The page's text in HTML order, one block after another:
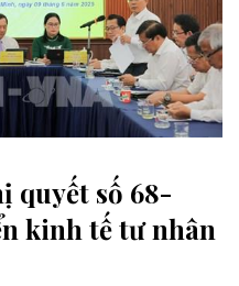
quyết số 68-
kinh tế tư nhân